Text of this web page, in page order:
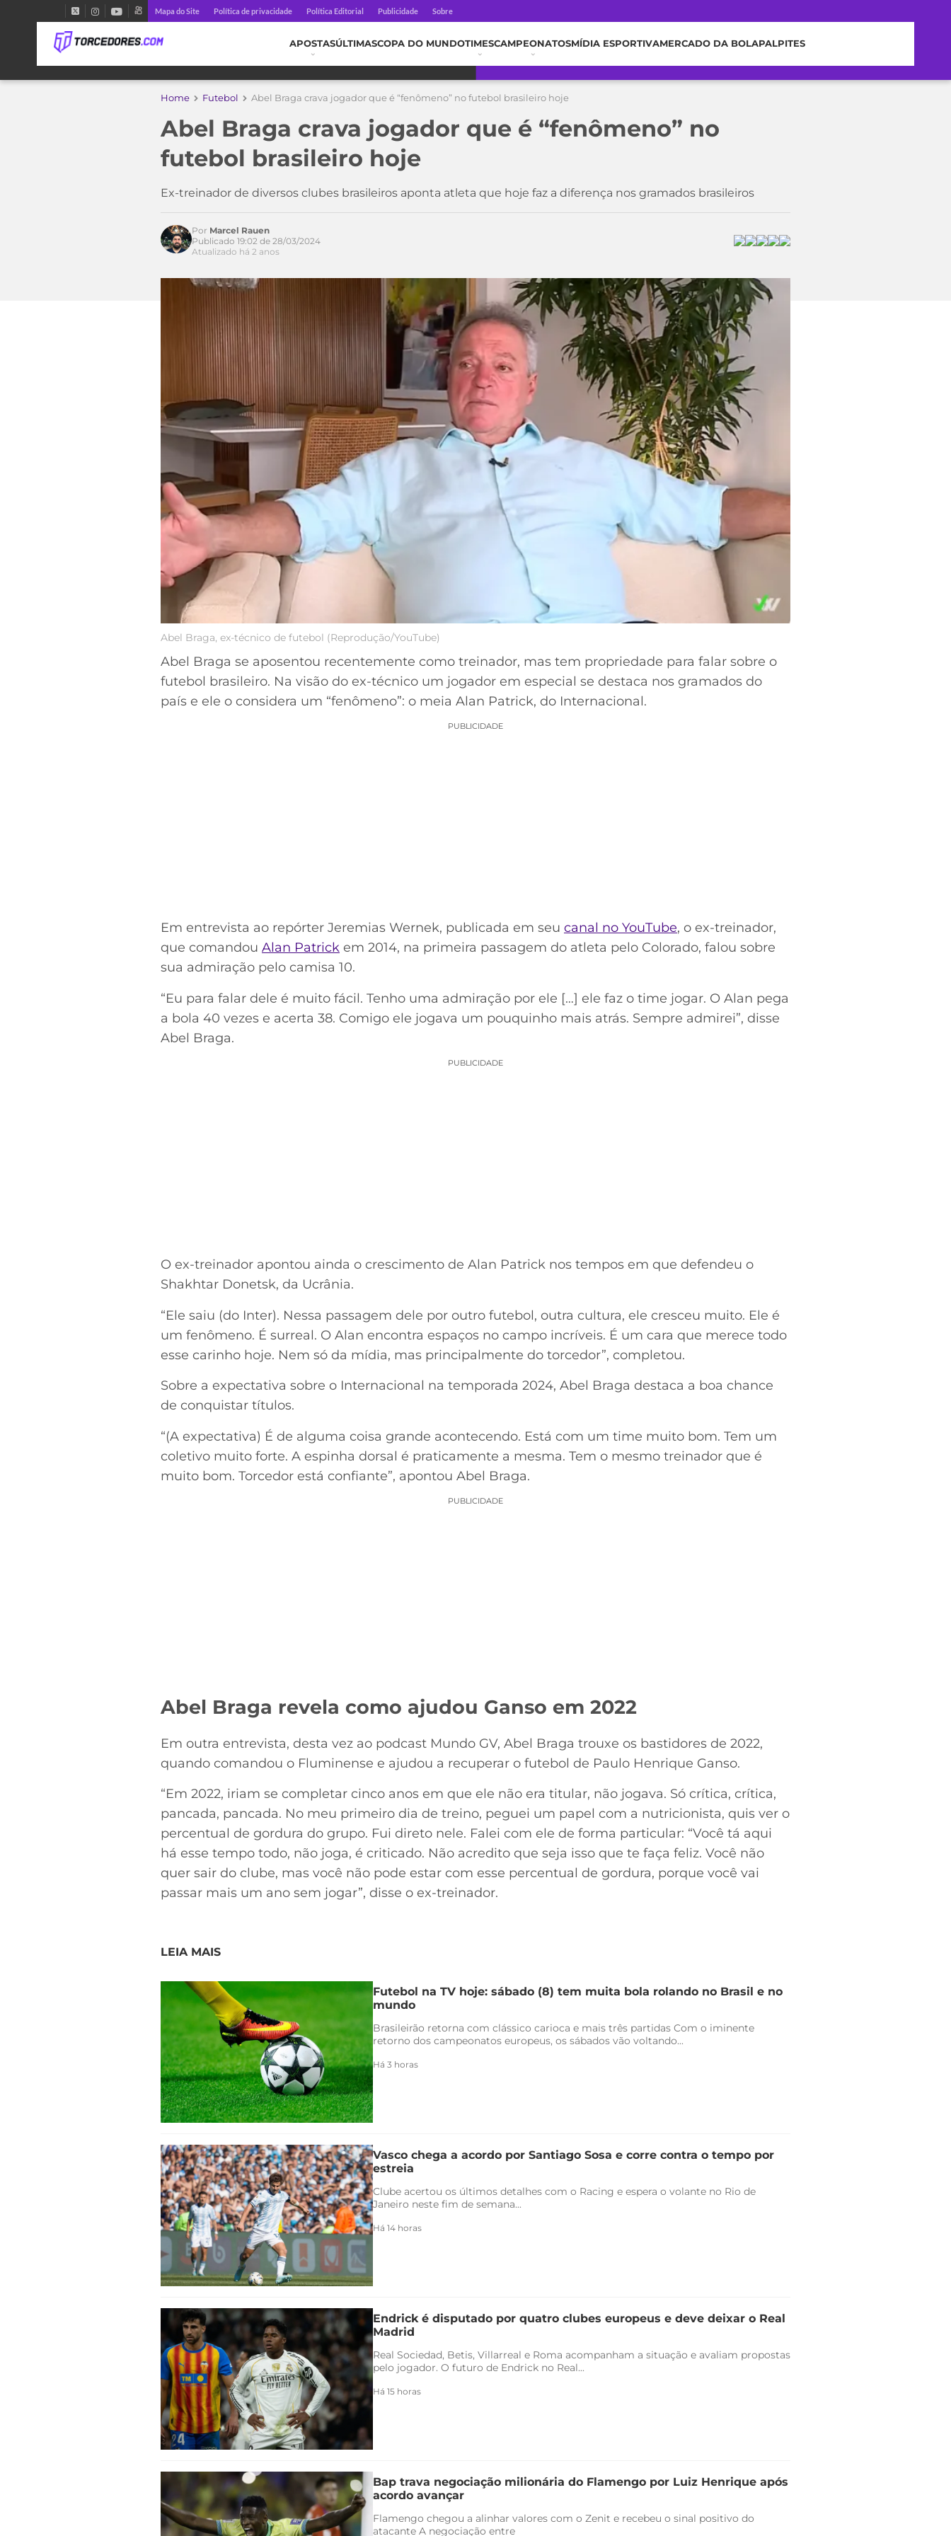
Mapa do Site Política de privacidade Política Editorial Publicidade Sobre
APOSTASÚLTIMASCOPA DO MUNDOTIMESCAMPEONATOSMÍDIA ESPORTIVAMERCADO DA BOLAPALPITES
Home Futebol Abel Braga crava jogador que é “fenômeno” no futebol brasileiro hoje
Abel Braga crava jogador que é “fenômeno” no
futebol brasileiro hoje
Ex-treinador de diversos clubes brasileiros aponta atleta que hoje faz a diferença nos gramados brasileiros
Por Marcel Rauen
Publicado 19:02 de 28/03/2024
Atualizado há 2 anos
Abel Braga, ex-técnico de futebol (Reprodução/YouTube)
Abel Braga se aposentou recentemente como treinador, mas tem propriedade para falar sobre o
futebol brasileiro. Na visão do ex-técnico um jogador em especial se destaca nos gramados do
país e ele o considera um “fenômeno”: o meia Alan Patrick, do Internacional.
PUBLICIDADE
Em entrevista ao repórter Jeremias Wernek, publicada em seu canal no YouTube, o ex-treinador,
que comandou Alan Patrick em 2014, na primeira passagem do atleta pelo Colorado, falou sobre
sua admiração pelo camisa 10.
“Eu para falar dele é muito fácil. Tenho uma admiração por ele […] ele faz o time jogar. O Alan pega
a bola 40 vezes e acerta 38. Comigo ele jogava um pouquinho mais atrás. Sempre admirei”, disse
Abel Braga.
PUBLICIDADE
O ex-treinador apontou ainda o crescimento de Alan Patrick nos tempos em que defendeu o
Shakhtar Donetsk, da Ucrânia.
“Ele saiu (do Inter). Nessa passagem dele por outro futebol, outra cultura, ele cresceu muito. Ele é
um fenômeno. É surreal. O Alan encontra espaços no campo incríveis. É um cara que merece todo
esse carinho hoje. Nem só da mídia, mas principalmente do torcedor”, completou.
Sobre a expectativa sobre o Internacional na temporada 2024, Abel Braga destaca a boa chance
de conquistar títulos.
“(A expectativa) É de alguma coisa grande acontecendo. Está com um time muito bom. Tem um
coletivo muito forte. A espinha dorsal é praticamente a mesma. Tem o mesmo treinador que é
muito bom. Torcedor está confiante”, apontou Abel Braga.
PUBLICIDADE
Abel Braga revela como ajudou Ganso em 2022
Em outra entrevista, desta vez ao podcast Mundo GV, Abel Braga trouxe os bastidores de 2022,
quando comandou o Fluminense e ajudou a recuperar o futebol de Paulo Henrique Ganso.
“Em 2022, iriam se completar cinco anos em que ele não era titular, não jogava. Só crítica, crítica,
pancada, pancada. No meu primeiro dia de treino, peguei um papel com a nutricionista, quis ver o
percentual de gordura do grupo. Fui direto nele. Falei com ele de forma particular: “Você tá aqui
há esse tempo todo, não joga, é criticado. Não acredito que seja isso que te faça feliz. Você não
quer sair do clube, mas você não pode estar com esse percentual de gordura, porque você vai
passar mais um ano sem jogar”, disse o ex-treinador.
LEIA MAIS
Futebol na TV hoje: sábado (8) tem muita bola rolando no Brasil e no
mundo
Brasileirão retorna com clássico carioca e mais três partidas Com o iminente
retorno dos campeonatos europeus, os sábados vão voltando...
Há 3 horas
Vasco chega a acordo por Santiago Sosa e corre contra o tempo por
estreia
Clube acertou os últimos detalhes com o Racing e espera o volante no Rio de
Janeiro neste fim de semana...
Há 14 horas
Endrick é disputado por quatro clubes europeus e deve deixar o Real
Madrid
Real Sociedad, Betis, Villarreal e Roma acompanham a situação e avaliam propostas
pelo jogador. O futuro de Endrick no Real...
Há 15 horas
Bap trava negociação milionária do Flamengo por Luiz Henrique após
acordo avançar
Flamengo chegou a alinhar valores com o Zenit e recebeu o sinal positivo do
atacante A negociação entre